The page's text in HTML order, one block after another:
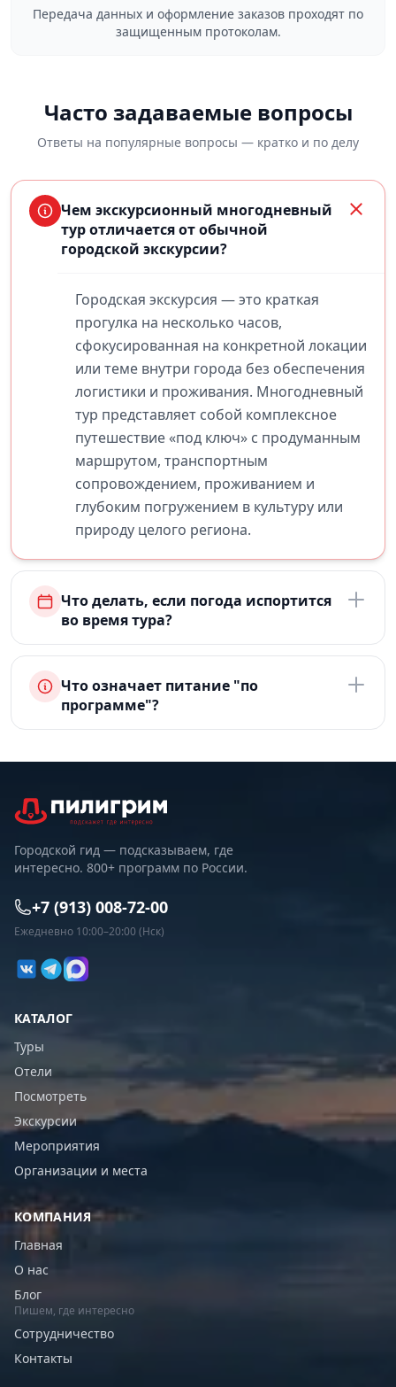
Передача данных и оформление заказов проходят по
защищенным протоколам.
Часто задаваемые вопросы
Ответы на популярные вопросы — кратко и по делу
Чем экскурсионный многодневный
тур отличается от обычной
городской экскурсии?
Городская экскурсия — это краткая
прогулка на несколько часов,
сфокусированная на конкретной локации
или теме внутри города без обеспечения
логистики и проживания. Многодневный
тур представляет собой комплексное
путешествие «под ключ» с продуманным
маршрутом, транспортным
сопровождением, проживанием и
глубоким погружением в культуру или
природу целого региона.
Что делать, если погода испортится
во время тура?
Что означает питание "по
программе"?
Городской гид — подсказываем, где
интересно. 800+ программ по России.
+7 (913) 008-72-00
Ежедневно 10:00–20:00 (Нск)
КАТАЛОГ
Туры
Отели
Посмотреть
Экскурсии
Мероприятия
Организации и места
КОМПАНИЯ
Главная
О нас
Блог
Пишем, где интересно
Сотрудничество
Контакты